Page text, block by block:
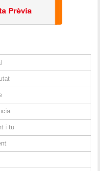
i tu